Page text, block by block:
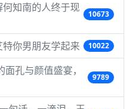
知南的人终于现
10673
你男朋友学起来 10022
孔与颜值盛宴，
9789